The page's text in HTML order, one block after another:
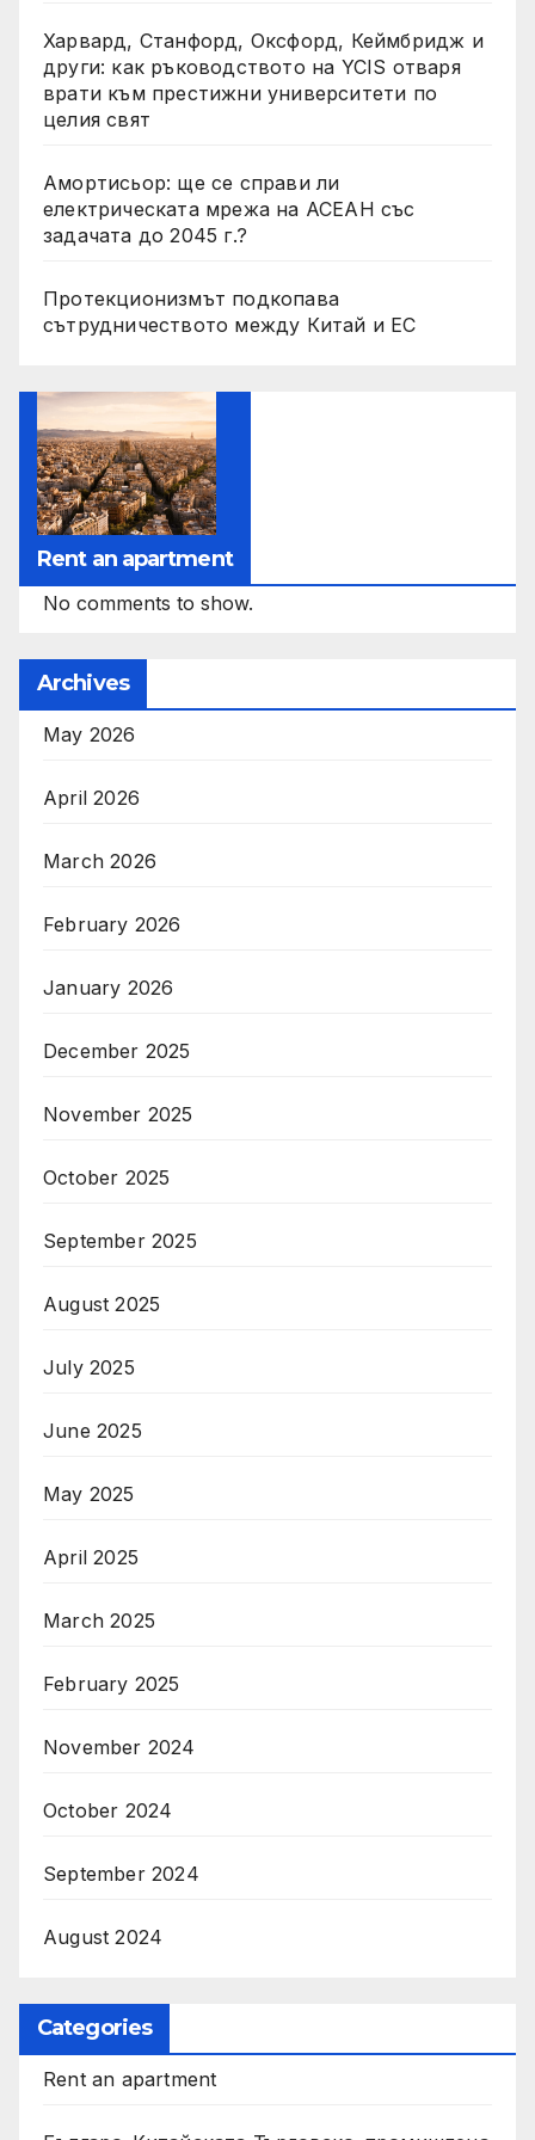
Харвард, Станфорд, Оксфорд, Кеймбридж и
други: как ръководството на YCIS отваря
врати към престижни университети по
целия свят
Амортисьор: ще се справи ли
електрическата мрежа на АСЕАН със
задачата до 2045 г.?
Протекционизмът подкопава
сътрудничеството между Китай и ЕС
Rent an apartment
No comments to show.
Archives
May 2026
April 2026
March 2026
February 2026
January 2026
December 2025
November 2025
October 2025
September 2025
August 2025
July 2025
June 2025
May 2025
April 2025
March 2025
February 2025
November 2024
October 2024
September 2024
August 2024
Categories
Rent an apartment